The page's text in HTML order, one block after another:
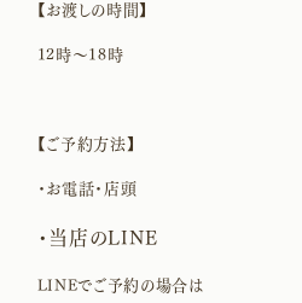
【お渡しの時間】
12時〜18時
【ご予約方法】
・お電話・店頭
・当店のLINE
LINEでご予約の場合は